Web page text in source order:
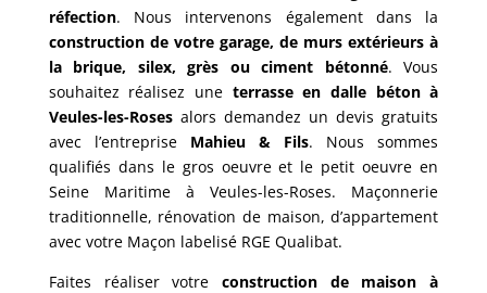
réfection. Nous intervenons également dans la
construction de votre garage, de murs extérieurs à
la brique, silex, grès ou ciment bétonné. Vous
souhaitez réalisez une terrasse en dalle béton à
Veules-les-Rosesalors demandez un devis gratuits
avec l’entreprise Mahieu & Fils. Nous sommes
qualifiés dans le gros oeuvre et le petit oeuvre en
Seine Maritime à Veules-les-Roses. Maçonnerie
traditionnelle, rénovation de maison, d’appartement
avec votre Maçon labelisé RGE Qualibat.
Faites réaliser votre construction de maison à